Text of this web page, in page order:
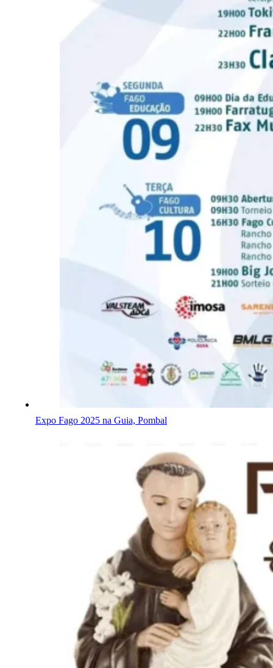
Expo Fago 2025 na Guia, Pombal